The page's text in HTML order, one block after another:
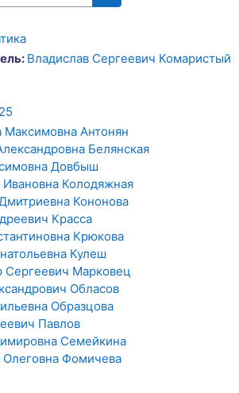
Поиск курса
Владислав Сергеевич Комаристый
Максимовна Антонян
Белянская
Довбыш
Ивановна Колодяжная
Кононова
Красса
Крюкова
Кулеш
Сергеевич Марковец
Обласов
Образцова
Павлов
Семейкина
Олеговна Фомичева